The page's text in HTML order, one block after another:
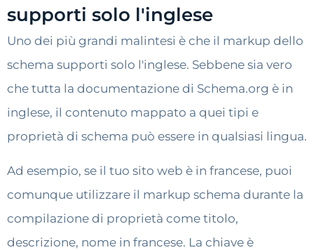
supporti solo l'inglese
Uno dei più grandi malintesi è che il markup dello
schema supporti solo l'inglese. Sebbene sia vero
che tutta la documentazione di Schema.org è in
inglese, il contenuto mappato a quei tipi e
proprietà di schema può essere in qualsiasi lingua.
Ad esempio, se il tuo sito web è in francese, puoi
comunque utilizzare il markup schema durante la
compilazione di proprietà come titolo,
descrizione, nome in francese. La chiave è